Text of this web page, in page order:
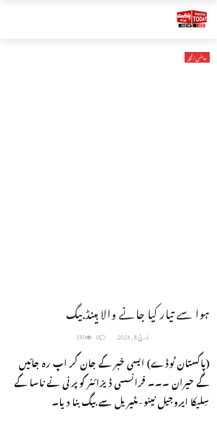
سائنس/فیچر
ہوا سے تیار کیا جانے والا ہینڈ بیگ
مارچ 8, 2024 0
350
(پاکستان ٹوڈے) ایسی خبر کے جان کر اپ رہ جائیں
گے حیران ۔۔۔ فرانسسی ڈیزائنر کوپرنی نے ناسا کے
سِلیکا ایروجیل نینو-مٹیریل سے بیگ بنا دیا۔